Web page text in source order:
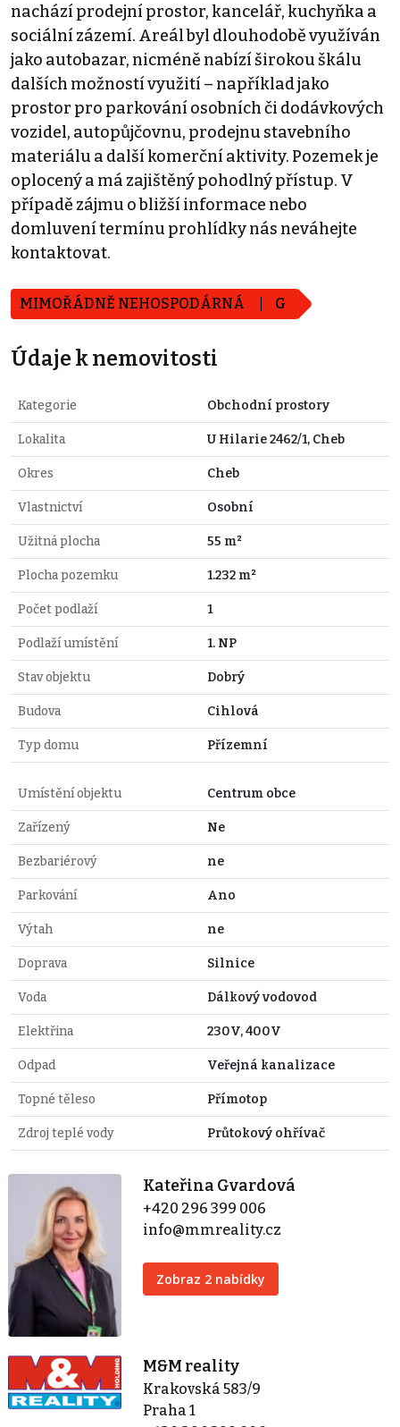
nachází prodejní prostor, kancelář, kuchyňka a
sociální zázemí. Areál byl dlouhodobě využíván
jako autobazar, nicméně nabízí širokou škálu
dalších možností využití – například jako
prostor pro parkování osobních či dodávkových
vozidel, autopůjčovnu, prodejnu stavebního
materiálu a další komerční aktivity. Pozemek je
oplocený a má zajištěný pohodlný přístup. V
případě zájmu o bližší informace nebo
domluvení termínu prohlídky nás neváhejte
kontaktovat.
MIMOŘÁDNĚ NEHOSPODÁRNÁ G
Údaje k nemovitosti
Kategorie Obchodní prostory
Lokalita U Hilarie 2462/1, Cheb
Okres Cheb
Vlastnictví Osobní
Užitná plocha 55 m²
Plocha pozemku 1.232 m²
Počet podlaží 1
Podlaží umístění 1. NP
Stav objektu Dobrý
Budova Cihlová
Typ domu Přízemní
Umístění objektu Centrum obce
Zařízený Ne
Bezbariérový ne
Parkování Ano
Výtah ne
Doprava Silnice
Voda Dálkový vodovod
Elektřina 230V, 400V
Odpad Veřejná kanalizace
Topné těleso Přímotop
Zdroj teplé vody Průtokový ohřívač
Kateřina Gvardová
+420 296 399 006
info@mmreality.cz
Zobraz 2 nabídky
M&M reality
Krakovská 583/9
Praha 1